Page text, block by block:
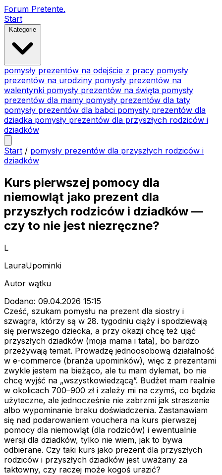
Forum Pretente.
Start
Kategorie
pomysły prezentów na odejście z pracy pomysły
prezentów na urodziny pomysły prezentów na
walentynki pomysły prezentów na święta pomysły
prezentów dla mamy pomysły prezentów dla taty
pomysły prezentów dla babci pomysły prezentów dla
dziadka pomysły prezentów dla przyszłych rodziców i
dziadków
Start / pomysły prezentów dla przyszłych rodziców i
dziadków
Kurs pierwszej pomocy dla
niemowląt jako prezent dla
przyszłych rodziców i dziadków —
czy to nie jest niezręczne?
L
LauraUpominki
Autor wątku
Dodano: 09.04.2026 15:15
Cześć, szukam pomysłu na prezent dla siostry i
szwagra, którzy są w 28. tygodniu ciąży i spodziewają
się pierwszego dziecka, a przy okazji chcę też ująć
przyszłych dziadków (moja mama i tata), bo bardzo
przeżywają temat. Prowadzę jednoosobową działalność
w e-commerce (branża upominków), więc z prezentami
zwykle jestem na bieżąco, ale tu mam dylemat, bo nie
chcę wyjść na „wszystkowiedzącą”. Budżet mam realnie
w okolicach 700–900 zł i zależy mi na czymś, co będzie
użyteczne, ale jednocześnie nie zabrzmi jak straszenie
albo wypominanie braku doświadczenia. Zastanawiam
się nad podarowaniem vouchera na kurs pierwszej
pomocy dla niemowląt (dla rodziców) i ewentualnie
wersji dla dziadków, tylko nie wiem, jak to bywa
odbierane. Czy taki kurs jako prezent dla przyszłych
rodziców i przyszłych dziadków jest uważany za
taktowny, czy raczej może kogoś urazić?